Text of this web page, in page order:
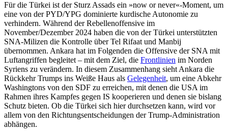
Für die Türkei ist der Sturz Assads ein »now or never«-Moment, um
eine von der PYD/YPG dominierte kurdische Autonomie zu
verhindern. Während der Rebellenoffensive im
November/Dezember 2024 haben die von der Türkei unterstützten
SNA-Mili­zen die Kontrolle über Tel Rifaat und Man­bij
übernommen. Ankara hat im Folgenden die Offensive der SNA mit
Luftangriffen be­gleitet – mit dem Ziel, die Frontlinien im Norden
Syriens zu verändern. In diesem Zusammenhang sieht Ankara die
Rückkehr Trumps ins Weiße Haus als Gele­genheit, um eine Abkehr
Washingtons von den SDF zu erreichen, mit denen die USA im
Rah­men ihres Kampfes gegen IS koope­rieren und denen sie bislang
Schutz bieten. Ob die Türkei sich hier durchsetzen kann, wird vor
allem von den Richtungsentscheidungen der Trump-Administration
abhängen.